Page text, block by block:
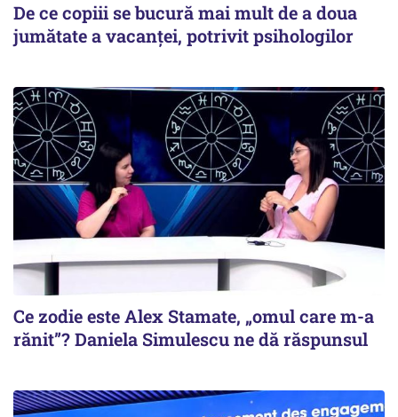
De ce copiii se bucură mai mult de a doua
jumătate a vacanței, potrivit psihologilor
Ce zodie este Alex Stamate, „omul care m-a
rănit”? Daniela Simulescu ne dă răspunsul